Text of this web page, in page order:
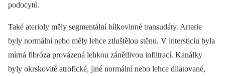
podocytů.
Také aterioly měly segmentální bílkovinné transudáty. Arterie
byly normální nebo měly lehce ztluštělou stěnu. V intersticiu byla
mírná fibróza provázená lehkou zánětlivou infiltrací. Kanálky
byly okrskovitě atrofické, jiné normální nebo lehce dilatované,